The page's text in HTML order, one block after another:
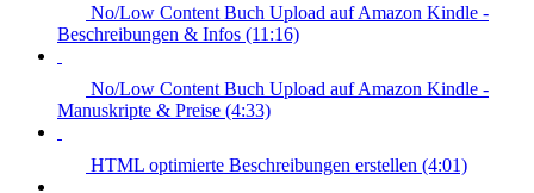
No/Low Content Buch Upload auf Amazon Kindle -
Beschreibungen & Infos (11:16)
No/Low Content Buch Upload auf Amazon Kindle -
Manuskripte & Preise (4:33)
HTML optimierte Beschreibungen erstellen (4:01)